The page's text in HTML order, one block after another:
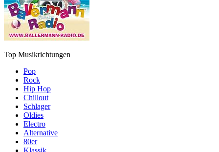
Top Musikrichtungen
Pop
Rock
Hip Hop
Chillout
Schlager
Oldies
Electro
Alternative
80er